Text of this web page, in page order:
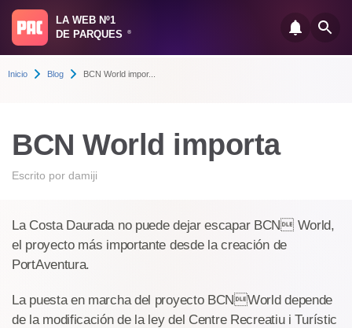
LA WEB Nº1
DE PARQUES
®
Inicio Blog BCN World impor...
BCN World importa
Escrito por damiji
La Costa Daurada no puede dejar escapar BCN World,
el proyecto más importante desde la creación de
PortAventura.
La puesta en marcha del proyecto BCNWorld depende
de la modificación de la ley del Centre Recreatiu i Turístic